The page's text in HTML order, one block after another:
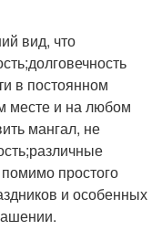
вид, что
в постоянном
месте и на любом
мангал, не
простого
и особенных